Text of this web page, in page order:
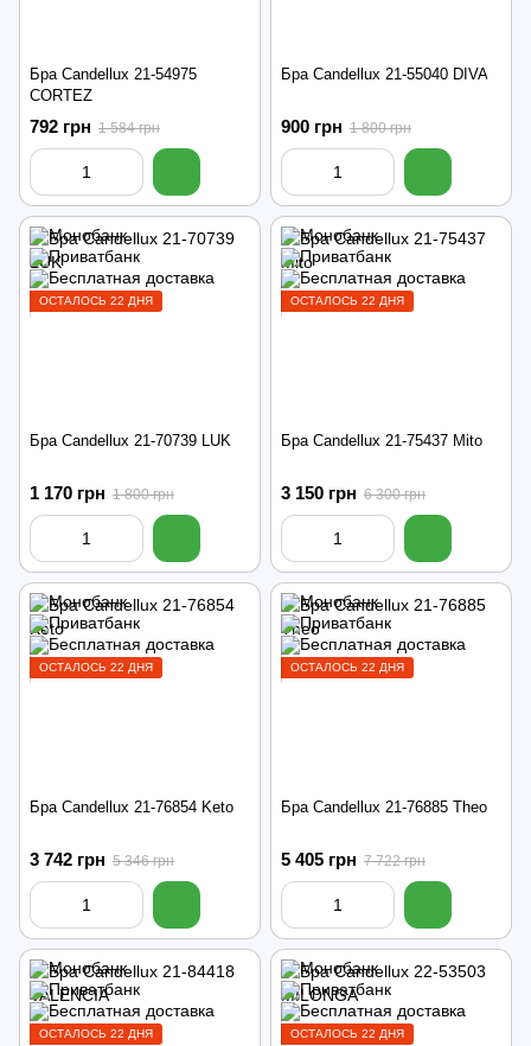
Бра Candellux 21-54975
CORTEZ
792 грн 1 584 грн
Бра Candellux 21-55040 DIVA
900 грн 1 800 грн
ОСТАЛОСЬ 22 ДНЯ
Бра Candellux 21-70739 LUK
1 170 грн 1 800 грн
ОСТАЛОСЬ 22 ДНЯ
Бра Candellux 21-75437 Mito
3 150 грн 6 300 грн
ОСТАЛОСЬ 22 ДНЯ
Бра Candellux 21-76854 Keto
3 742 грн 5 346 грн
ОСТАЛОСЬ 22 ДНЯ
Бра Candellux 21-76885 Theo
5 405 грн 7 722 грн
ОСТАЛОСЬ 22 ДНЯ ОСТАЛОСЬ 22 ДНЯ